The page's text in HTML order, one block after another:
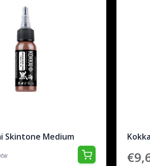
Skintone Medium